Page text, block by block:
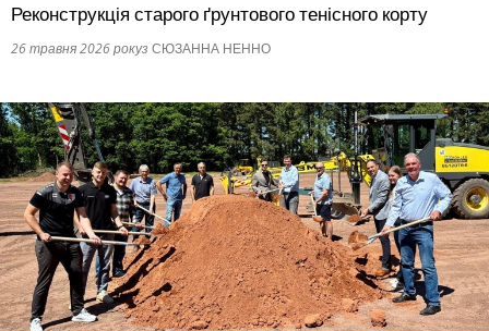
Реконструкція старого ґрунтового тенісного корту
26 травня 2026 рокузСЮЗАННА НЕННО